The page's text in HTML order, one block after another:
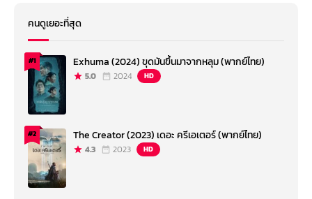
คนดูเยอะที่สุด
#1 Exhuma (2024) ขุดมันขึ้นมาจากหลุม (พากย์ไทย)
5.0 2024 HD
#2 The Creator (2023) เดอะ ครีเอเตอร์ (พากย์ไทย)
4.3 2023 HD